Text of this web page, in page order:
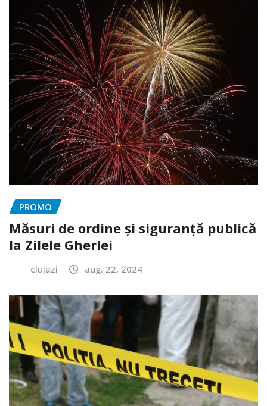
PROMO
Măsuri de ordine și siguranță publică
la Zilele Gherlei
clujazi aug. 22, 2024